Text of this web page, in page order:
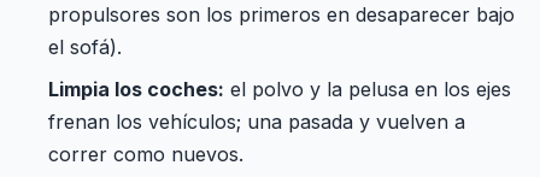
propulsores son los primeros en desaparecer bajo
el sofá).
Limpia los coches: el polvo y la pelusa en los ejes
frenan los vehículos; una pasada y vuelven a
correr como nuevos.